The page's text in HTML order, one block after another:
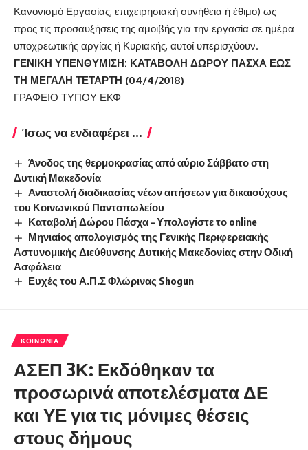
Κανονισμό Εργασίας, επιχειρησιακή συνήθεια ή έθιμο) ως
προς τις προσαυξήσεις της αμοιβής για την εργασία σε ημέρα
υποχρεωτικής αργίας ή Κυριακής, αυτοί υπερισχύουν.
ΓΕΝΙΚΗ ΥΠΕΝΘΥΜΙΣΗ: ΚΑΤΑΒΟΛΗ ΔΩΡΟΥ ΠΑΣΧΑ ΕΩΣ
ΤΗ ΜΕΓΑΛΗ ΤΕΤΑΡΤΗ (04/4/2018)
ΓΡΑΦΕΙΟ ΤΥΠΟΥ ΕΚΦ
Ίσως να ενδιαφέρει ...
Άνοδος της θερμοκρασίας από αύριο Σάββατο στη
Δυτική Μακεδονία
Αναστολή διαδικασίας νέων αιτήσεων για δικαιούχους
του Κοινωνικού Παντοπωλείου
Καταβολή Δώρου Πάσχα – Υπολογίστε το online
Μηνιαίος απολογισμός της Γενικής Περιφερειακής
Αστυνομικής Διεύθυνσης Δυτικής Μακεδονίας στην Οδική
Ασφάλεια
Ευχές του Α.Π.Σ Φλώρινας Shogun
ΚΟΙΝΩΝΊΑ
ΑΣΕΠ 3Κ: Εκδόθηκαν τα
προσωρινά αποτελέσματα ΔΕ
και ΥΕ για τις μόνιμες θέσεις
στους δήμους